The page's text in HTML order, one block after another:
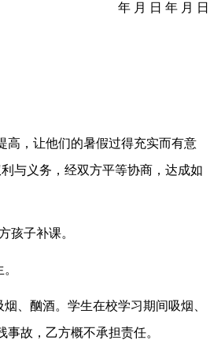
年 月 日 年 月 日
高，让他们的暑假过得充实而有意
与义务，经双方平等协商，达成如
孩子补课。
、酗酒。学生在校学习期间吸烟、
故，乙方概不承担责任。